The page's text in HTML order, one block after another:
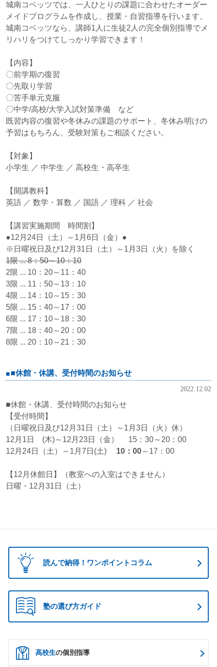
城南コベッツでは、一人ひとりの課題に合わせたオーダー
メイドプログラムを作成し、授業・自習指導を行います。
城南コベッツなら、講師1人に生徒2人の完全個別指導でメ
リハリをつけてしっかり学習できます！
【内容】
〇前学期の復習
〇先取り学習
〇苦手単元克服
〇中学/高校/大学入試対策準備 など
既習内容の復習や冬休みの課題のサポート、冬休み明けの
予習はもちろん、受験対策もご相談ください。
【対象】
小学生 ／ 中学生 ／ 高校生・高卒生
【開講教科】
英語 ／ 数学・算数 ／ 国語 ／ 理科 ／ 社会
【講習実施期間 時間割】
●12月24日（土）～1月6日（金）●
※日曜祝日及び12月31日（土）～1月3日（火）を除く
1限 ... 8：50～10：10
2限 ... 10：20～11：40
3限 ... 11：50～13：10
4限 ... 14：10～15：30
5限 ... 15：40～17：00
6限 ... 17：10～18：30
7限 ... 18：40～20：00
8限 ... 20：10～21：30
■休館・休講、受付時間のお知らせ
2022.12.02
■休館・休講、受付時間のお知らせ
【受付時間】
（日曜祝日及び12月31日（土）～1月3日（火）休）
12月1日 (木)～12月23日（金） 15：30～20：00
12月24日（土）～1月7日(土) 10：00～17：00
【12月休館日】（教室への入室はできません）
日曜・12月31日（土）
読んで納得！ワンポイントコラム
塾の選び方ガイド
高校生の個別指導